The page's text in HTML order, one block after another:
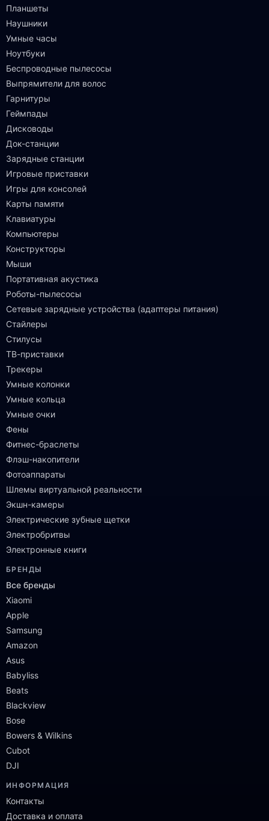
Планшеты
Наушники
Умные часы
Ноутбуки
Беспроводные пылесосы
Выпрямители для волос
Гарнитуры
Геймпады
Дисководы
Док-станции
Зарядные станции
Игровые приставки
Игры для консолей
Карты памяти
Клавиатуры
Компьютеры
Конструкторы
Мыши
Портативная акустика
Роботы-пылесосы
Сетевые зарядные устройства (адаптеры питания)
Стайлеры
Стилусы
ТВ-приставки
Трекеры
Умные колонки
Умные кольца
Умные очки
Фены
Фитнес-браслеты
Флэш-накопители
Фотоаппараты
Шлемы виртуальной реальности
Экшн-камеры
Электрические зубные щетки
Электробритвы
Электронные книги
БРЕНДЫ
Все бренды
Xiaomi
Apple
Samsung
Amazon
Asus
Babyliss
Beats
Blackview
Bose
Bowers & Wilkins
Cubot
DJI
ИНФОРМАЦИЯ
Контакты
Доставка и оплата